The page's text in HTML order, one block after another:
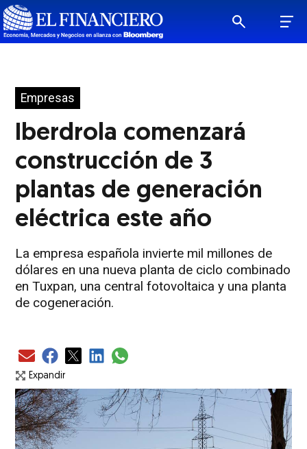
Empresas
Iberdrola comenzará
construcción de 3
plantas de generación
eléctrica este año
La empresa española invierte mil millones de
dólares en una nueva planta de ciclo combinado
en Tuxpan, una central fotovoltaica y una planta
de cogeneración.
Expandir